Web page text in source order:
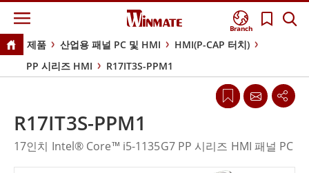
Branch
제품 산업용 패널 PC 및 HMI
HMI(P-CAP 터치)
PP 시리즈 HMI
R17IT3S-PPM1
R17IT3S-PPM1
17인치 Intel® Core™ i5-1135G7 PP 시리즈 HMI 패널 PC